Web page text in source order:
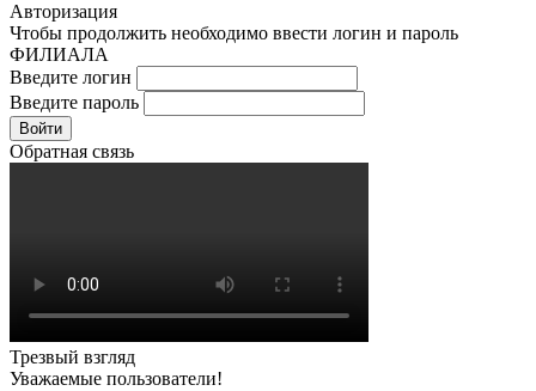
Авторизация
Чтобы продолжить необходимо ввести логин и пароль
ФИЛИАЛА
Введите логин
Введите пароль
Войти
Обратная связь
Трезвый взгляд
Уважаемые пользователи!